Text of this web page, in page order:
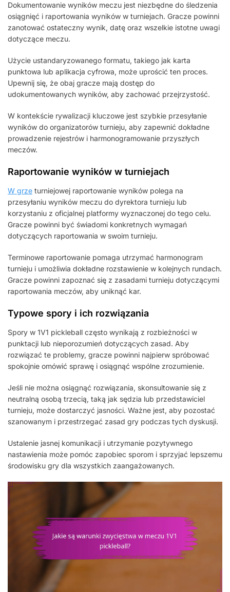
Dokumentowanie wyników meczu jest niezbędne do śledzenia
osiągnięć i raportowania wyników w turniejach. Gracze powinni
zanotować ostateczny wynik, datę oraz wszelkie istotne uwagi
dotyczące meczu.
Użycie ustandaryzowanego formatu, takiego jak karta
punktowa lub aplikacja cyfrowa, może uprościć ten proces.
Upewnij się, że obaj gracze mają dostęp do
udokumentowanych wyników, aby zachować przejrzystość.
W kontekście rywalizacji kluczowe jest szybkie przesyłanie
wyników do organizatorów turnieju, aby zapewnić dokładne
prowadzenie rejestrów i harmonogramowanie przyszłych
meczów.
Raportowanie wyników w turniejach
W grze turniejowej raportowanie wyników polega na
przesyłaniu wyników meczu do dyrektora turnieju lub
korzystaniu z oficjalnej platformy wyznaczonej do tego celu.
Gracze powinni być świadomi konkretnych wymagań
dotyczących raportowania w swoim turnieju.
Terminowe raportowanie pomaga utrzymać harmonogram
turnieju i umożliwia dokładne rozstawienie w kolejnych rundach.
Gracze powinni zapoznać się z zasadami turnieju dotyczącymi
raportowania meczów, aby uniknąć kar.
Typowe spory i ich rozwiązania
Spory w 1V1 pickleball często wynikają z rozbieżności w
punktacji lub nieporozumień dotyczących zasad. Aby
rozwiązać te problemy, gracze powinni najpierw spróbować
spokojnie omówić sprawę i osiągnąć wspólne zrozumienie.
Jeśli nie można osiągnąć rozwiązania, skonsultowanie się z
neutralną osobą trzecią, taką jak sędzia lub przedstawiciel
turnieju, może dostarczyć jasności. Ważne jest, aby pozostać
szanowanym i przestrzegać zasad gry podczas tych dyskusji.
Ustalenie jasnej komunikacji i utrzymanie pozytywnego
nastawienia może pomóc zapobiec sporom i sprzyjać lepszemu
środowisku gry dla wszystkich zaangażowanych.